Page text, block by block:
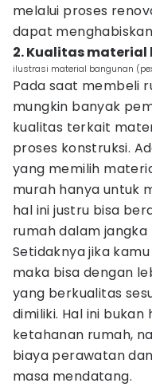
melalui proses
dapat
2. Kualitas
ilustrasi material bangunan
Pada saat membeli
mungkin banyak
kualitas terkait
proses konstruksi.
yang memilih
murah hanya untuk
hal ini justru bisa
rumah dalam jangka
Setidaknya jika
maka bisa dengan
yang berkualitas
dimiliki. Hal ini
ketahanan rumah,
biaya perawatan
masa mendatang.